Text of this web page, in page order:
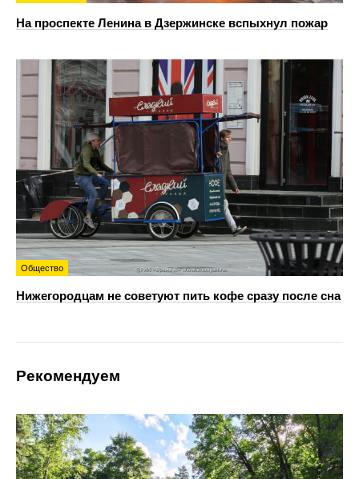
На проспекте Ленина в Дзержинске вспыхнул пожар
Общество
Нижегородцам не советуют пить кофе сразу после сна
Рекомендуем